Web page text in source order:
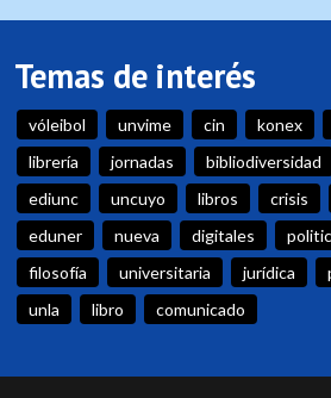
Temas de interés
vóleibol unvime cin konex
librería
jornadas bibliodiversidad
ediunc
uncuyo libros crisis
eduner
nueva digitales
filosofía
universitaria jurídica
unla
libro comunicado